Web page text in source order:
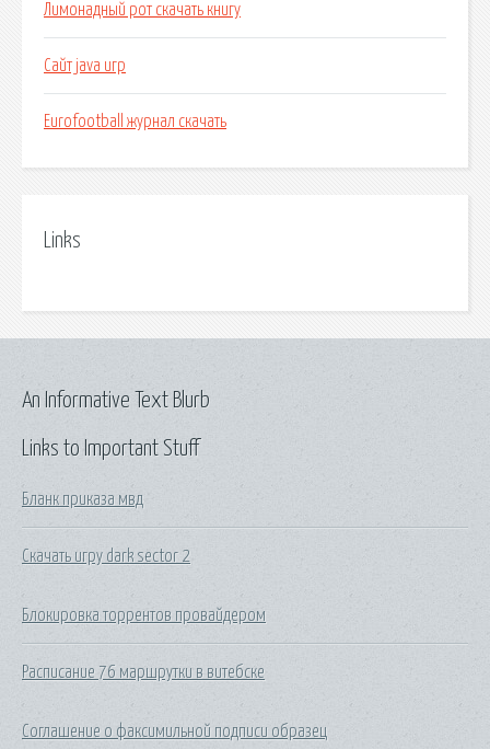
Лимонадный рот скачать книгу
Сайт java игр
Eurofootball журнал скачать
Links
Links to Important Stuff
Бланк приказа мвд
Скачать игру dark sector 2
Блокировка торрентов провайдером
Расписание 76 маршрутки в витебске
Соглашение о факсимильной подписи образец
An Informative Text Blurb